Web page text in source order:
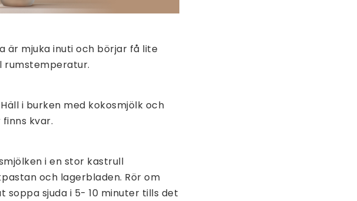
är mjuka inuti och börjar få lite
rumstemperatur.
i burken med kokosmjölk och
kvar.
i en stor kastrull
och lagerbladen. Rör om
sjuda i 5- 10 minuter tills det